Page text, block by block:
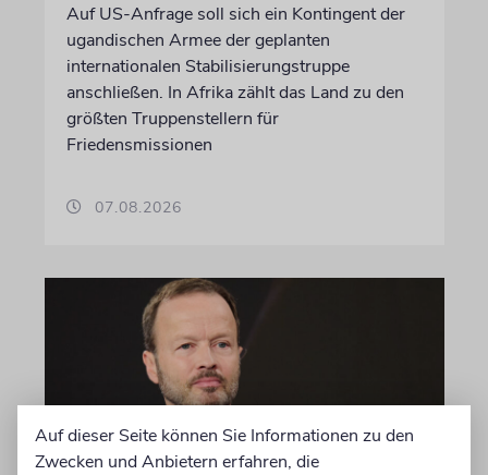
Auf US-Anfrage soll sich ein Kontingent der
ugandischen Armee der geplanten
internationalen Stabilisierungstruppe
anschließen. In Afrika zählt das Land zu den
größten Truppenstellern für
Friedensmissionen
07.08.2026
Auf dieser Seite können Sie Informationen zu den
Zwecken und Anbietern erfahren, die